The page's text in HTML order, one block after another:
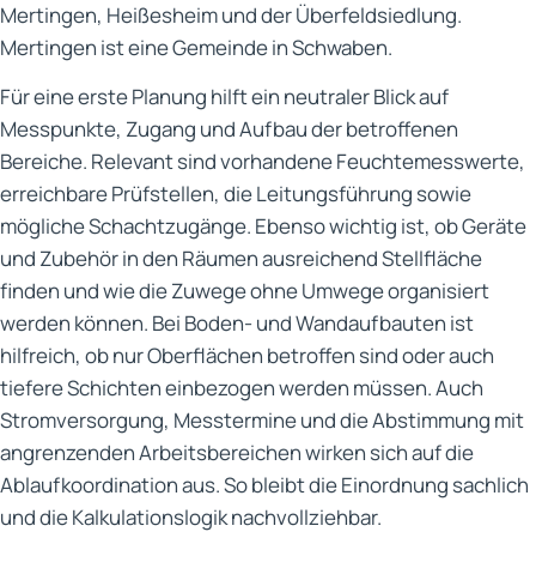
Mertingen, Heißesheim und der Überfeldsiedlung.
Mertingen ist eine Gemeinde in Schwaben.
Für eine erste Planung hilft ein neutraler Blick auf
Messpunkte, Zugang und Aufbau der betroffenen
Bereiche. Relevant sind vorhandene Feuchtemesswerte,
erreichbare Prüfstellen, die Leitungsführung sowie
mögliche Schachtzugänge. Ebenso wichtig ist, ob Geräte
und Zubehör in den Räumen ausreichend Stellfläche
finden und wie die Zuwege ohne Umwege organisiert
werden können. Bei Boden- und Wandaufbauten ist
hilfreich, ob nur Oberflächen betroffen sind oder auch
tiefere Schichten einbezogen werden müssen. Auch
Stromversorgung, Messtermine und die Abstimmung mit
angrenzenden Arbeitsbereichen wirken sich auf die
Ablaufkoordination aus. So bleibt die Einordnung sachlich
und die Kalkulationslogik nachvollziehbar.